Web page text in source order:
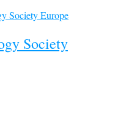
Society